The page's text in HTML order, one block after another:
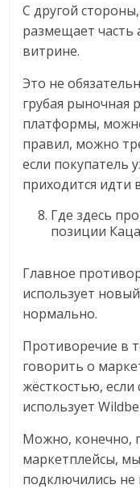
С другой
размещает часть
витрине.
Это не
грубая рыночная
платформы,
правил, можно
если покупатель
приходится идти
Где здесь
позиции Каца
Главное
использует
нормально.
Противоречие в
говорить о
жёсткостью, если
использует
Можно, конечно,
маркетплейсы,
подключились не